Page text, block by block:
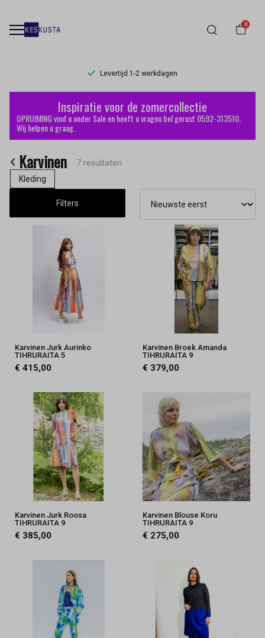
0
Levertijd 1-2 werkdagen
Karvinen
Keskusta
Inspiratie voor de zomercollectie
OPRUIMING vind u onder Sale en heeft u vragen bel gerust 0592-313510,
Wij helpen u graag.
Karvinen
7 resultaten
Kleding
Filters
Karvinen Jurk Aurinko
TIHRURAITA 5
€ 415,00
Karvinen Broek Amanda
TIHRURAITA 9
€ 379,00
Karvinen Jurk Roosa
TIHRURAITA 9
€ 385,00
Karvinen Blouse Koru
TIHRURAITA 9
€ 275,00